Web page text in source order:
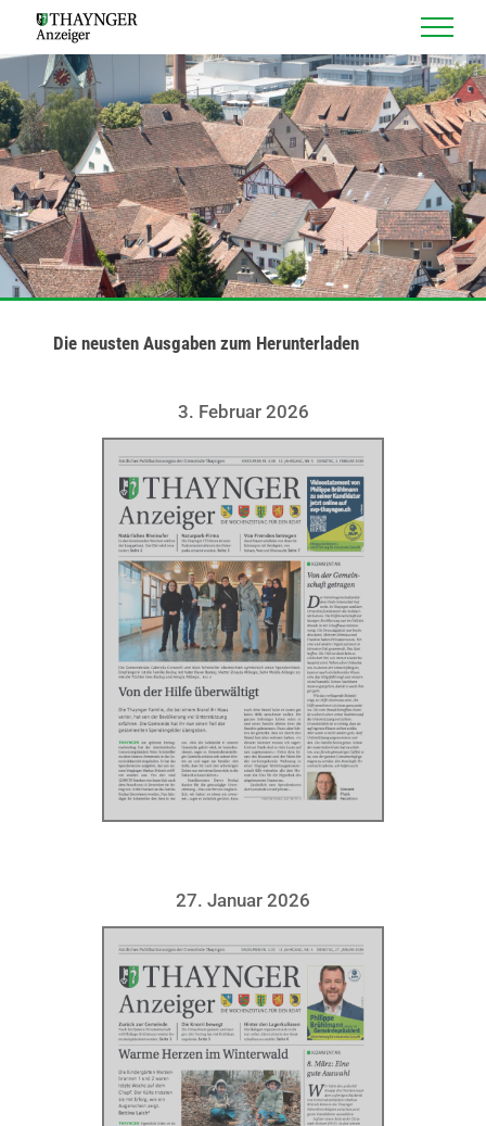
content
Die neusten Ausgaben zum Herunterladen
3. Februar 2026
27. Januar 2026